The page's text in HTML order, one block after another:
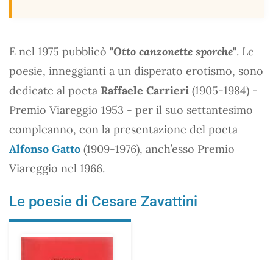
E nel 1975 pubblicò "Otto canzonette sporche". Le
poesie, inneggianti a un disperato erotismo, sono
dedicate al poeta Raffaele Carrieri (1905-1984) -
Premio Viareggio 1953 - per il suo settantesimo
compleanno, con la presentazione del poeta
Alfonso Gatto (1909-1976), anch’esso Premio
Viareggio nel 1966.
Le poesie di Cesare Zavattini